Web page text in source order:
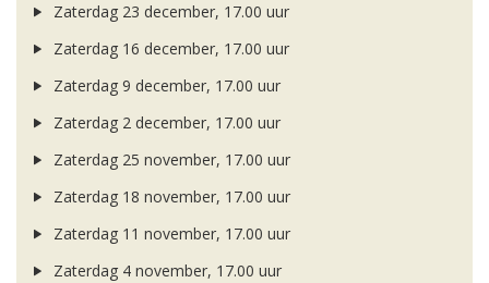
Zaterdag 23 december, 17.00 uur
Zaterdag 16 december, 17.00 uur
Zaterdag 9 december, 17.00 uur
Zaterdag 2 december, 17.00 uur
Zaterdag 25 november, 17.00 uur
Zaterdag 18 november, 17.00 uur
Zaterdag 11 november, 17.00 uur
Zaterdag 4 november, 17.00 uur